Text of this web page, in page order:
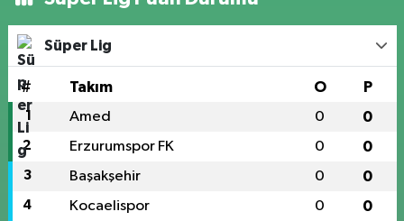
Süper Lig
# Takım O P
1 Amed 0 0
2 Erzurumspor FK 0 0
3 Başakşehir 0 0
4 Kocaelispor 0 0